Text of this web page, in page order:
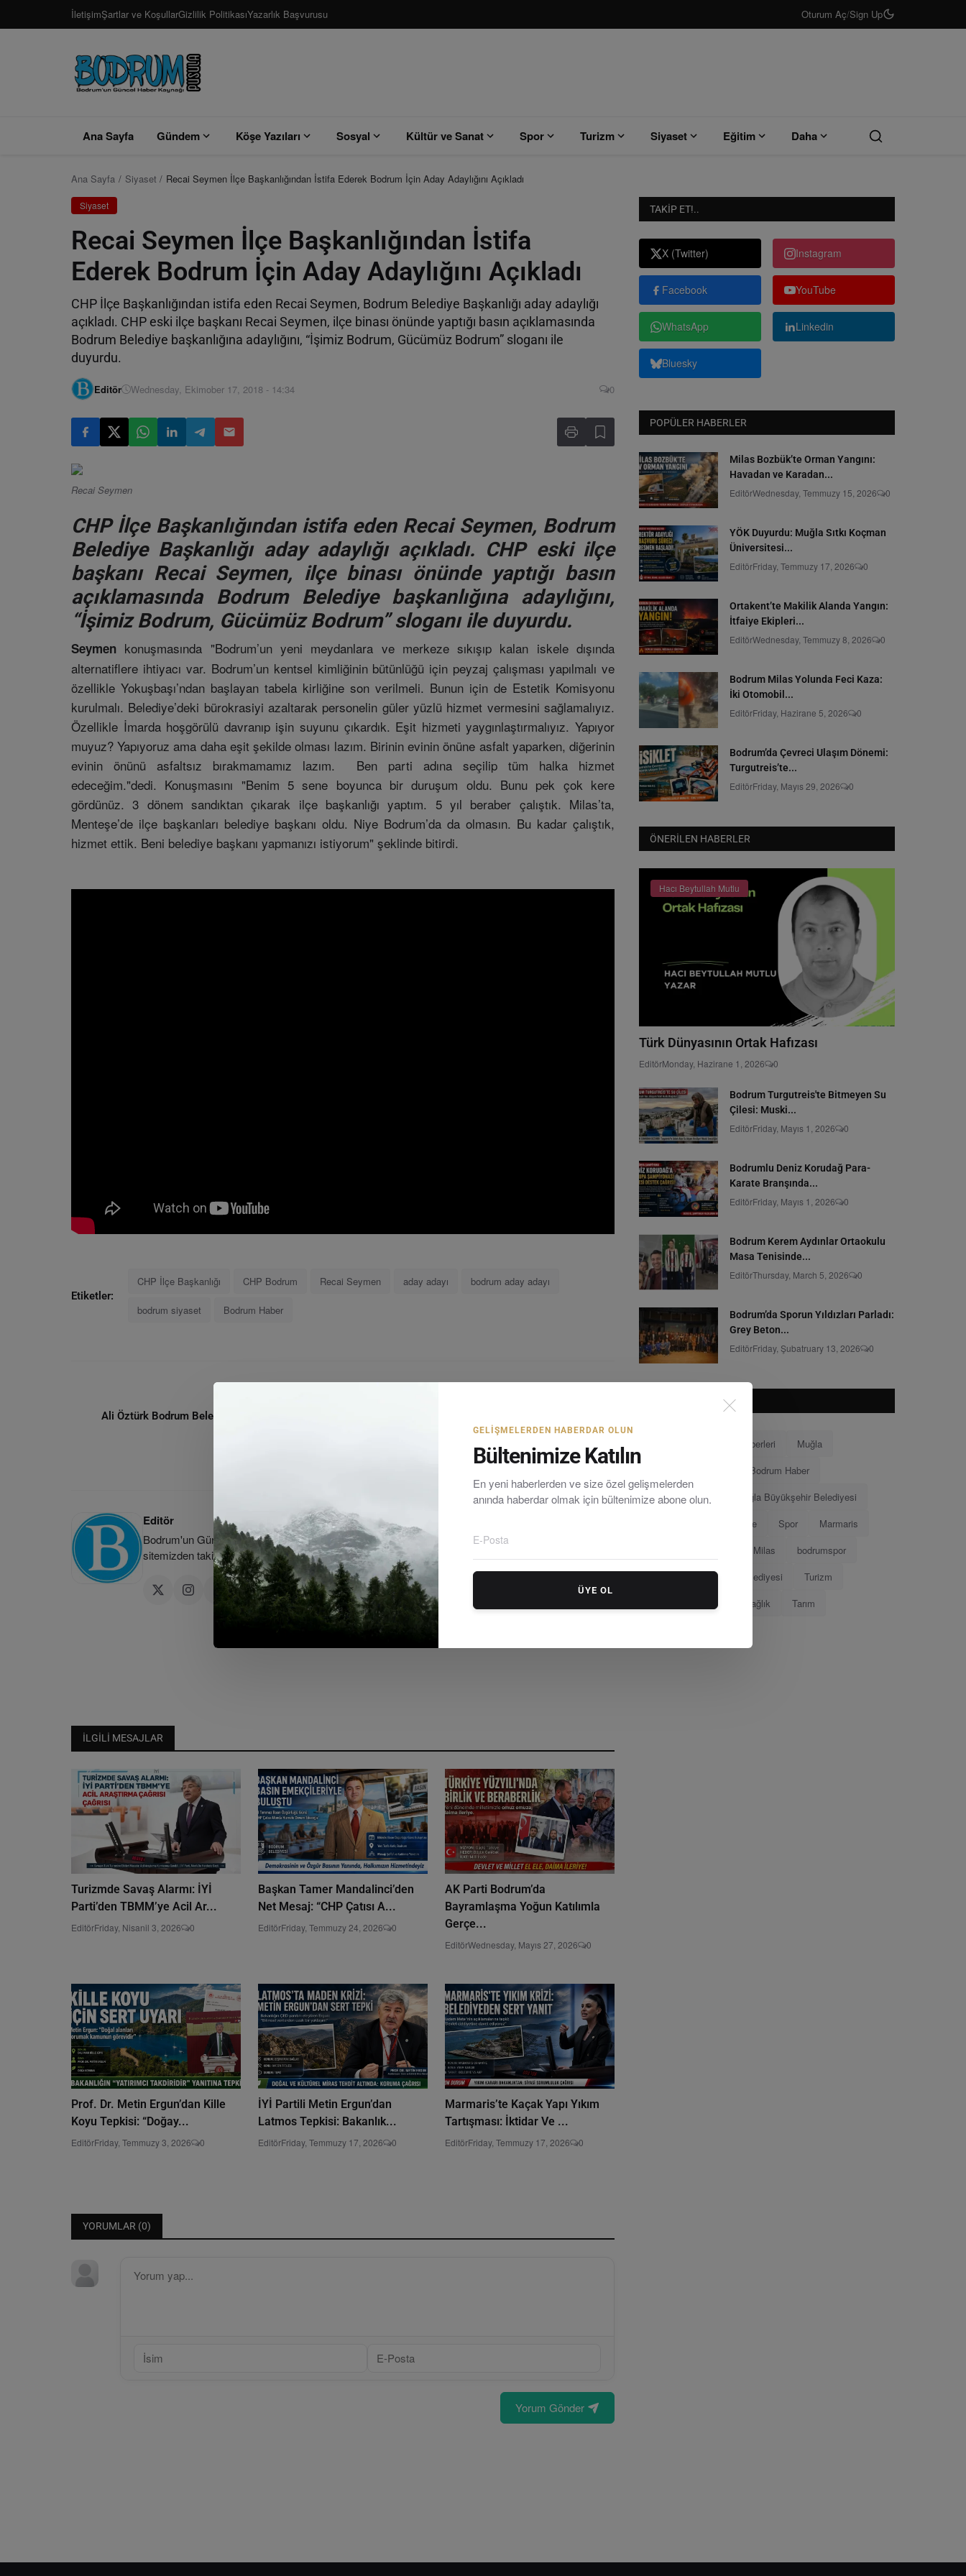
İletişimŞartlar ve KoşullarGizlilik PolitikasıYazarlık Başvurusu Oturum Aç/Sign Up
Ana Sayfa Gündem Köşe Yazıları Sosyal Kültür ve Sanat Spor Turizm Siyaset Eğitim Daha
Ana Sayfa Siyaset Recai Seymen İlçe Başkanlığından İstifa Ederek Bodrum İçin Aday Adaylığını Açıkladı
Siyaset
Recai Seymen İlçe Başkanlığından İstifa
Ederek Bodrum İçin Aday Adaylığını Açıkladı
CHP İlçe Başkanlığından istifa eden Recai Seymen, Bodrum Belediye Başkanlığı aday adaylığı
açıkladı. CHP eski ilçe başkanı Recai Seymen, ilçe binası önünde yaptığı basın açıklamasında
Bodrum Belediye başkanlığına adaylığını, “İşimiz Bodrum, Gücümüz Bodrum” sloganı ile
duyurdu.
Editör Wednesday, Ekimober 17, 2018 - 14:34 0
Recai Seymen
CHP İlçe Başkanlığından istifa eden Recai Seymen, Bodrum
Belediye Başkanlığı aday adaylığı açıkladı. CHP eski ilçe
başkanı Recai Seymen, ilçe binası önünde yaptığı basın
açıklamasında Bodrum Belediye başkanlığına adaylığını,
“İşimiz Bodrum, Gücümüz Bodrum” sloganı ile duyurdu.
Seymen konuşmasında "Bodrum’un yeni meydanlara ve merkeze sıkışıp kalan iskele dışında
alternatiflere ihtiyacı var. Bodrum’un kentsel kimliğinin bütünlüğü için peyzaj çalışması yapılmalı ve
özellikle Yokuşbaşı’ndan başlayan tabela kirliğine son verilmeli. Bunun için de Estetik Komisyonu
kurulmalı. Belediye’deki bürokrasiyi azaltarak personelin güler yüzlü hizmet vermesini sağlamalıyız.
Özellikle İmarda hoşgörülü davranıp işin suyunu çıkardık. Eşit hizmeti yaygınlaştırmalıyız. Yapıyor
muyuz? Yapıyoruz ama daha eşit şekilde olması lazım. Birinin evinin önüne asfalt yaparken, diğerinin
evinin önünü asfaltsız bırakmamamız lazım. Ben parti adına seçilip tüm halka hizmet
edeceğim."dedi. Konuşmasını "Benim 5 sene boyunca bir duruşum oldu. Bunu pek çok kere
gördünüz. 3 dönem sandıktan çıkarak ilçe başkanlığı yaptım. 5 yıl beraber çalıştık. Milas’ta,
Menteşe’de ilçe başkanları belediye başkanı oldu. Niye Bodrum’da da olmasın. Bu kadar çalıştık,
hizmet ettik. Beni belediye başkanı yapmanızı istiyorum" şeklinde bitirdi.
Etiketler:
CHP İlçe Başkanlığı CHP Bodrum Recai Seymen aday adayı bodrum aday adayı
bodrum siyaset Bodrum Haber
Ali Öztürk Bodrum Belediye Başkanlığı İçin Aday
Editör
Bodrum'un Güncel Haber Kaynağı | Bodrum yarımadasındaki en güncel haberleri tarafsız olarak
sitemizden takip edebilirsiniz.
İLGILI MESAJLAR
Turizmde Savaş Alarmı: İYİ
Parti’den TBMM’ye Acil Ar...
EditörFriday, Nisanil 3, 2026 0
Başkan Tamer Mandalinci’den
Net Mesaj: “CHP Çatısı A...
EditörFriday, Temmuzy 24, 2026 0
AK Parti Bodrum’da
Bayramlaşma Yoğun Katılımla
Gerçe...
EditörWednesday, Mayıs 27, 2026 0
Prof. Dr. Metin Ergun’dan Kille
Koyu Tepkisi: “Doğay...
EditörFriday, Temmuzy 3, 2026 0
İYİ Partili Metin Ergun’dan
Latmos Tepkisi: Bakanlık...
EditörFriday, Temmuzy 17, 2026 0
Marmaris’te Kaçak Yapı Yıkım
Tartışması: İktidar Ve ...
EditörFriday, Temmuzy 17, 2026 0
YORUMLAR (0)
Yorum Gönder
TAKIP ET!..
X (Twitter) Instagram
Facebook YouTube
WhatsApp Linkedin
Bluesky
POPÜLER HABERLER
Milas Bozbük’te Orman Yangını:
Havadan ve Karadan...
EditörWednesday, Temmuzy 15, 2026 0
YÖK Duyurdu: Muğla Sıtkı Koçman
Üniversitesi...
EditörFriday, Temmuzy 17, 2026 0
Ortakent’te Makilik Alanda Yangın:
İtfaiye Ekipleri...
EditörWednesday, Temmuzy 8, 2026 0
Bodrum Milas Yolunda Feci Kaza:
İki Otomobil...
EditörFriday, Hazirane 5, 2026 0
Bodrum’da Çevreci Ulaşım Dönemi:
Turgutreis’te...
EditörFriday, Mayıs 29, 2026 0
ÖNERILEN HABERLER
Hacı Beytullah Mutlu
Türk Dünyasının Ortak Hafızası
EditörMonday, Hazirane 1, 2026 0
Bodrum Turgutreis'te Bitmeyen Su
Çilesi: Muski...
EditörFriday, Mayıs 1, 2026 0
Bodrumlu Deniz Korudağ Para-
Karate Branşında...
EditörFriday, Mayıs 1, 2026 0
Bodrum Kerem Aydınlar Ortaokulu
Masa Tenisinde...
EditörThursday, March 5, 2026 0
Bodrum’da Sporun Yıldızları Parladı:
Grey Beton...
EditörFriday, Şubatruary 13, 2026 0
POPÜLER ETKILETLER
Bodrum Haberleri
Muğla
Bodrum Haber
Muğla Haberleri
Muğla Büyükşehir Belediyesi
Menteşe Spor
Marmaris
Milas
bodrumspor
Marmaris Belediyesi
Turizm
Tamer Mandalinci
Sağlık Tarım
GELIŞMELERDEN HABERDAR OLUN
Bültenimize Katılın
En yeni haberlerden ve size özel gelişmelerden
anında haberdar olmak için bültenimize abone olun.
ÜYE OL